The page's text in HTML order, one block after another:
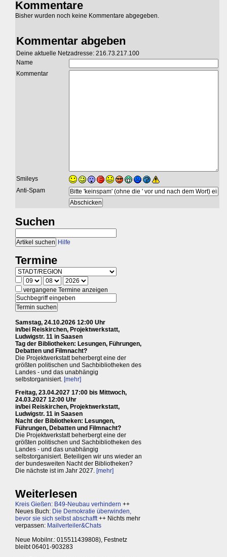
Kommentare
Bisher wurden noch keine Kommentare abgegeben.
Kommentar abgeben
Deine aktuelle Netzadresse: 216.73.217.100
Name
Kommentar
Smileys
Anti-Spam
Suchen
Hilfe
Termine
vergangene Termine anzeigen
Samstag, 24.10.2026 12:00 Uhr
in/bei Reiskirchen, Projektwerkstatt,
Ludwigstr. 11 in Saasen
Tag der Bibliotheken: Lesungen, Führungen,
Debatten und Filmnacht?
Die Projektwerkstatt beherbergt eine der
größten politischen und Sachbibliotheken des
Landes - und das unabhängig
selbstorganisiert. [mehr]
Freitag, 23.04.2027 17:00 bis Mittwoch,
24.03.2027 12:00 Uhr
in/bei Reiskirchen, Projektwerkstatt,
Ludwigstr. 11 in Saasen
Nacht der Bibliotheken: Lesungen,
Führungen, Debatten und Filmnacht?
Die Projektwerkstatt beherbergt eine der
größten politischen und Sachbibliotheken des
Landes - und das unabhängig
selbstorganisiert. Beteiligen wir uns wieder an
der bundesweiten Nacht der Bibliotheken?
Die nächste ist im Jahr 2027. [mehr]
Weiterlesen
Kreis Gießen: B49-Neubau verhindern ++
Neues Buch: Die Demokratie überwinden,
bevor sie sich selbst abschafft++ Nichts mehr
verpassen: Mailverteiler&Chats
Neue Mobilnr.: 015511439808), Festnetz
bleibt 06401-903283